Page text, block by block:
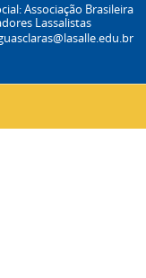
Associação Brasileira
Lassalistas